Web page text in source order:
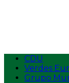
CDU
Verdes
Grupo